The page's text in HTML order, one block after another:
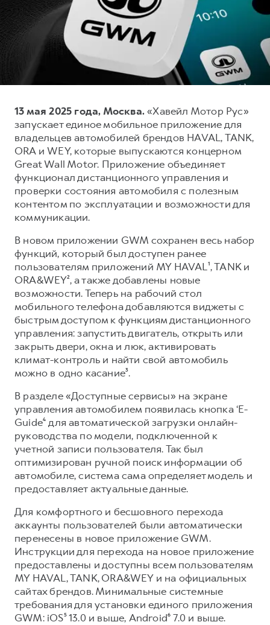
DARGO X
от 3 499 000 ₽
от 2 899 000 ₽
F7X
от 3 599 000 ₽
POER
от 3 449 000 ₽
Тест-драйв
Трейд-ин
КРЕДИТ И СТРАХОВАНИЕ
Страхование
Кредит
КОРПОРАТИВНЫМ КЛИЕНТАМ
Для малого бизнеса
Корпоративным клиентам
Крупным корпоративным клиентам
Система управления автопарком
Сервис для корпоративных клиентов
HAVAL Лизинг
АКСЕССУАРЫ HAVAL
Автомобильные аксессуары
Коллекция CITY
Коллекция Базовая
Коллекция Детская
СЕРВИСНОЕ ОБСЛУЖИВАНИЕ
Нулевое ТО
Программа «Помощь на дороге»
Регламенты технического обслуживания
GWM Безопасность
Гарантия HAVAL
Мобильное приложение GWM
Программа «HAVAL Защита+»
Руководства по эксплуатации
Подписки
АКСЕССУАРЫ HAVAL
Автомобильные аксессуары
Коллекция CITY
Коллекция Базовая
Коллекция Детская
О дилере
Контакты
13 мая 2025 года, Москва.«Хавейл Мотор Рус»
запускает единое мобильное приложение для
владельцев автомобилей брендов HAVAL, TANK,
ORA и WEY, которые выпускаются концерном
Great Wall Motor. Приложение объединяет
функционал дистанционного управления и
проверки состояния автомобиля с полезным
контентом по эксплуатации и возможности для
коммуникации.
В новом приложении GWM сохранен весь набор
функций, который был доступен ранее
пользователям приложений MY HAVAL¹, TANK и
ORA&WEY², а также добавлены новые
возможности. Теперь на рабочий стол
мобильного телефона добавляются виджеты с
быстрым доступом к функциям дистанционного
управления: запустить двигатель, открыть или
закрыть двери, окна и люк, активировать
климат-контроль и найти свой автомобиль
можно в одно касание³.
В разделе «Доступные сервисы» на экране
управления автомобилем появилась кнопка ‘E-
Guide⁴ для автоматической загрузки онлайн-
руководства по модели, подключенной к
учетной записи пользователя. Так был
оптимизирован ручной поиск информации об
автомобиле, система сама определяет модель и
предоставляет актуальные данные.
Для комфортного и бесшовного перехода
аккаунты пользователей были автоматически
перенесены в новое приложение GWM.
Инструкции для перехода на новое приложение
предоставлены и доступны всем пользователям
MY HAVAL, TANK, ORA&WEY и на официальных
сайтах брендов. Минимальные системные
требования для установки единого приложения
GWM: iOS⁵ 13.0 и выше, Android⁶ 7.0 и выше.​